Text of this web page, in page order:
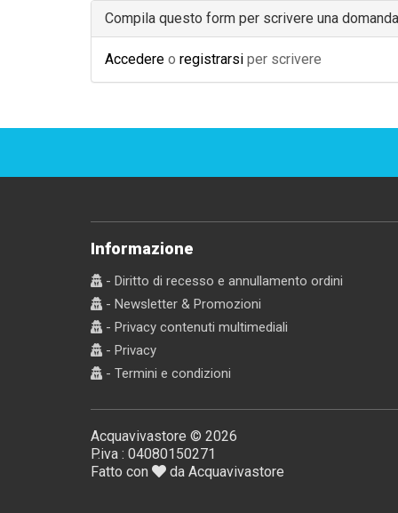
Compila questo form per scrivere una domanda
Accedere o registrarsi per scrivere
Informazione
- Diritto di recesso e annullamento ordini
- Newsletter & Promozioni
- Privacy contenuti multimediali
- Privacy
- Termini e condizioni
Acquavivastore © 2026
P.iva : 04080150271
Fatto con
da Acquavivastore